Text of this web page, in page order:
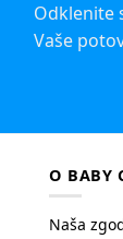
Odklenite
Vaše
O BABY
Naša